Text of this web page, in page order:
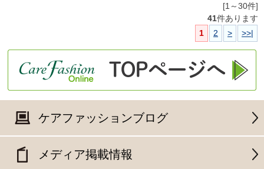
[1～30件]
41件あります
1
2 > >>|
ケアファッションブログ
メディア掲載情報